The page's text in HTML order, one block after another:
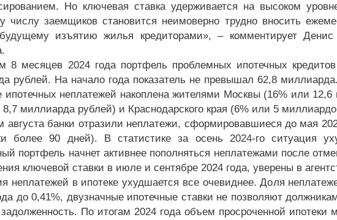
Но ключевая ставка удерживается на высоком
числу заемщиков становится неимоверно трудно вносить
изъятию жилья кредиторами», – комментирует Денис
8 месяцев 2024 года портфель проблемных ипотечных
рублей. На начало года показатель не превышал 62,8
ипотечных неплатежей накоплена жителями Москвы (16% или
8,7 миллиарда рублей) и Краснодарского края (6% или 5
августа банки отразили неплатежи, сформировавшиеся до мая
более 90 дней). В статистике за осень 2024-го ситуация
портфель начнет активнее пополняться неплатежами после
ключевой ставки в июле и сентябре 2024 года, уверены в
неплатежей в ипотеке ухудшается все очевиднее. Доля
до 0,41%, двузначные ипотечные ставки не позволяют
задолженность. По итогам 2024 года объем просроченной